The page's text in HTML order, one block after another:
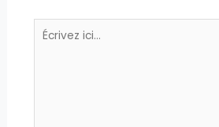
Écrivez